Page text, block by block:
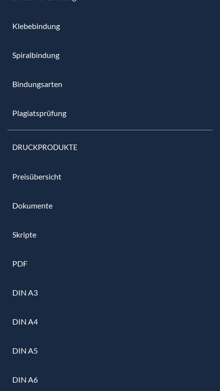
Klebebindung
Spiralbindung
Bindungsarten
Plagiatsprüfung
DRUCKPRODUKTE
Preisübersicht
Dokumente
Skripte
PDF
DIN A3
DIN A4
DIN A5
DIN A6